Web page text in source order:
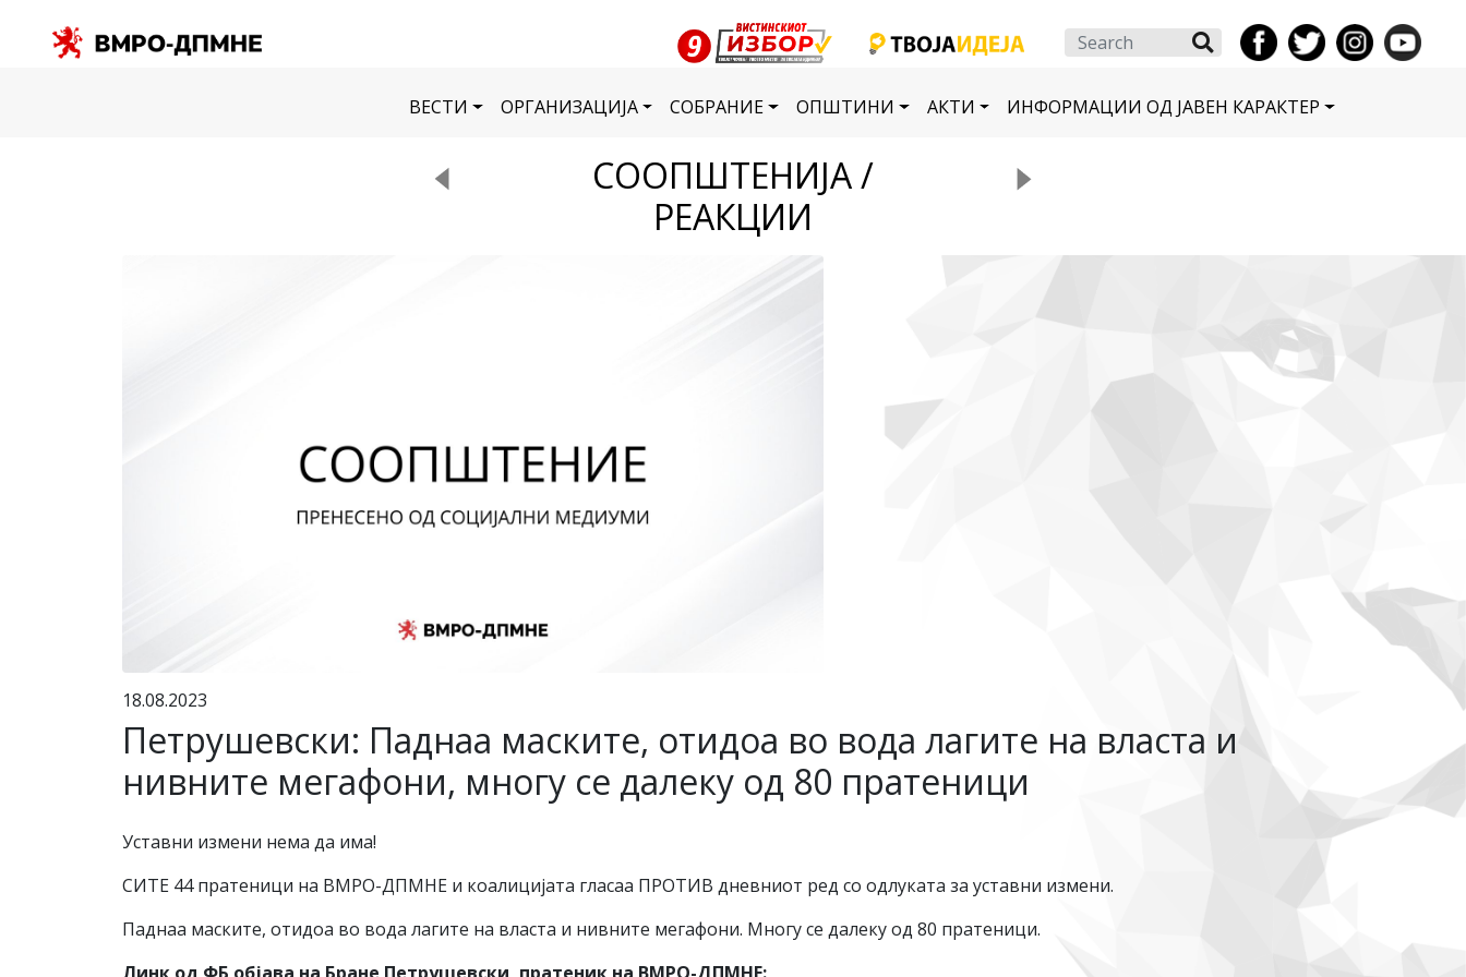
Search
ВЕСТИ ОРГАНИЗАЦИЈА СОБРАНИЕ ОПШТИНИ АКТИ ИНФОРМАЦИИ ОД ЈАВЕН КАРАКТЕР
СООПШТЕНИЈА /
РЕАКЦИИ
18.08.2023
Петрушевски: Паднаа маските, отидоа во вода лагите на власта и
нивните мегафони, многу се далеку од 80 пратеници
Уставни измени нема да има!
СИТЕ 44 пратеници на ВМРО-ДПМНЕ и коалицијата гласаа ПРОТИВ дневниот ред со одлуката за уставни измени.
Паднаа маските, отидоа во вода лагите на власта и нивните мегафони. Многу се далеку од 80 пратеници.